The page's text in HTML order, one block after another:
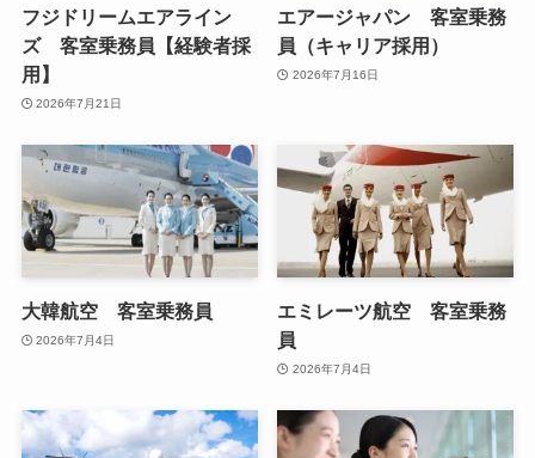
フジドリームエアライン
ズ 客室乗務員【経験者採
用】
2026年7月21日
エアージャパン 客室乗務
員（キャリア採用）
2026年7月16日
大韓航空 客室乗務員
2026年7月4日
エミレーツ航空 客室乗務
員
2026年7月4日